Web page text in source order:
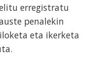
erregistratu
penalekin
eta ikerketa